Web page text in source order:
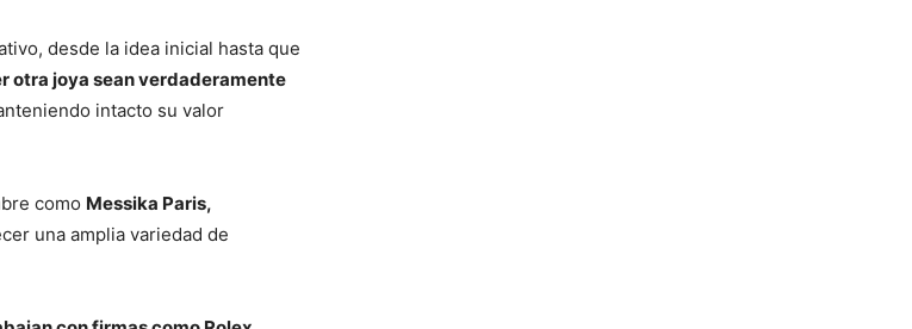
desde la idea inicial hasta que
otra joya sean verdaderamente
intacto su valor
como Messika Paris,
una amplia variedad de